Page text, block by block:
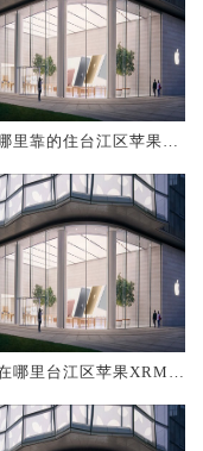
里靠的住台江区苹果X
哪里台江区苹果XRMa